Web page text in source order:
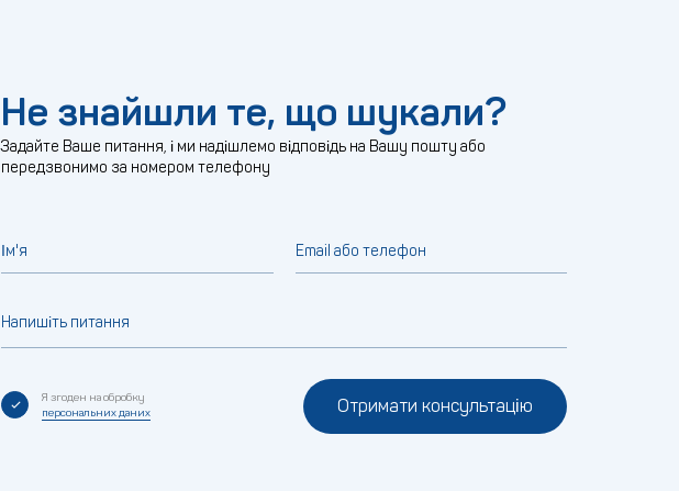
Не знайшли те, що шукали?
Задайте Ваше питання, і ми надішлемо відповідь на Вашу пошту або
передзвонимо за номером телефону
Ім'я Email або телефон
Напишіть питання
Я згоден на обробку
персональних даних
Отримати консультацію